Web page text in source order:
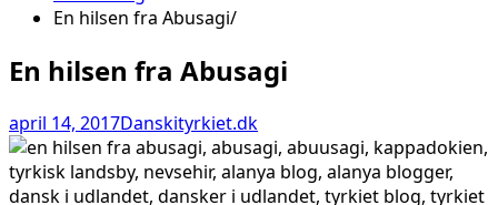
En hilsen fra Abusagi
En hilsen fra Abusagi
april 14, 2017Danskityrkiet.dk